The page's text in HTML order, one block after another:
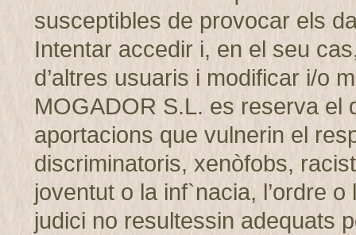
susceptibles de provocar els
Intentar accedir i, en el seu
d’altres usuaris i modificar i/o
MOGADOR S.L. es reserva el
aportacions que vulnerin el
discriminatoris, xenòfobs,
joventut o la inf`nacia, l’ordre
judici no resultessin adequats